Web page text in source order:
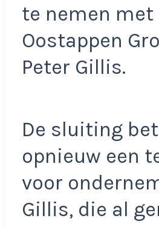
te nemen met
Oostappen
Peter Gillis.
De sluiting
opnieuw een
voor
Gillis, die al